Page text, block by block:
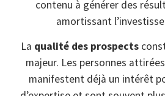
contenu à générer des
amortissant
La qualité des prospects
majeur. Les personnes
manifestent déjà un intérêt